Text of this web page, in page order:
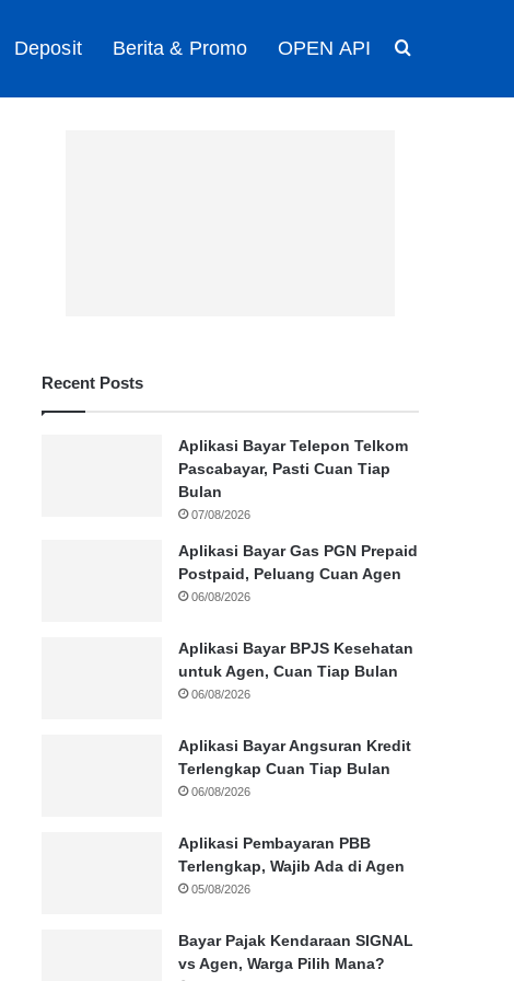
Deposit Berita & Promo OPEN API
Recent Posts
Aplikasi Bayar Telepon Telkom
Pascabayar, Pasti Cuan Tiap
Bulan
07/08/2026
Aplikasi Bayar Gas PGN Prepaid
Postpaid, Peluang Cuan Agen
06/08/2026
Aplikasi Bayar BPJS Kesehatan
untuk Agen, Cuan Tiap Bulan
06/08/2026
Aplikasi Bayar Angsuran Kredit
Terlengkap Cuan Tiap Bulan
06/08/2026
Aplikasi Pembayaran PBB
Terlengkap, Wajib Ada di Agen
05/08/2026
Bayar Pajak Kendaraan SIGNAL
vs Agen, Warga Pilih Mana?